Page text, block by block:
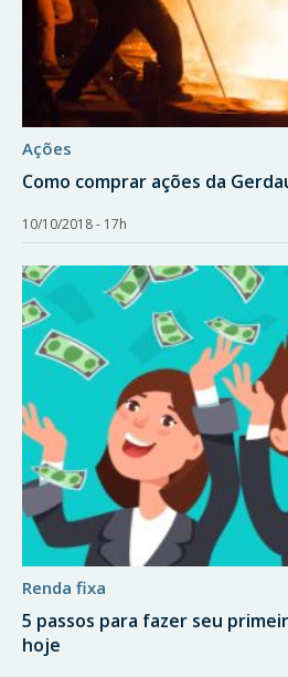
ações
Como comprar ações da
10/10/2018 - 17h
renda fixa
5 passos para fazer seu
hoje